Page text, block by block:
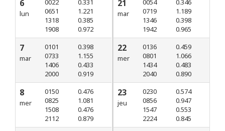
6
lun
0022
0651
1318
1908
0.331
1.221
0.385
0.972
7
mar
0101
0733
1406
2000
0.398
1.155
0.433
0.919
8
mer
0150
0825
1508
2112
0.476
1.081
0.476
0.879
21
mar
0054
0719
1346
1942
0.346
1.189
0.398
0.965
22
mer
0136
0801
1434
2040
0.459
1.066
0.483
0.890
23
jeu
0230
0856
1547
2224
0.574
0.947
0.553
0.845